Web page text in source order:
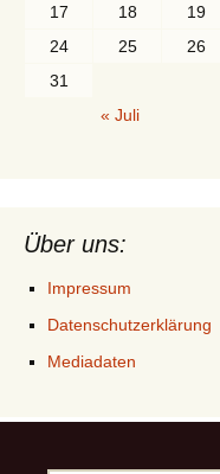
17
18 19
24
25 26
31
« Juli
Über uns:
Impressum
Datenschutzerklärung
Mediadaten